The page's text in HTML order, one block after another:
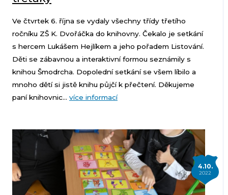
Ve čtvrtek 6. října se vydaly všechny třídy třetího
ročníku ZŠ K. Dvořáčka do knihovny. Čekalo je setkání
s hercem Lukášem Hejlíkem a jeho pořadem Listování.
Děti se zábavnou a interaktivní formou seznámily s
knihou Šmodrcha. Dopolední setkání se všem líbilo a
mnoho dětí si jistě knihu půjčí k přečtení. Děkujeme
paní knihovnic... více informací
4.10.
2022